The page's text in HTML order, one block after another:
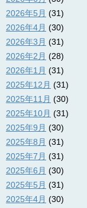
2026年5月 (31)
2026年4月 (30)
2026年3月 (31)
2026年2月 (28)
2026年1月 (31)
2025年12月 (31)
2025年11月 (30)
2025年10月 (31)
2025年9月 (30)
2025年8月 (31)
2025年7月 (31)
2025年6月 (30)
2025年5月 (31)
2025年4月 (30)